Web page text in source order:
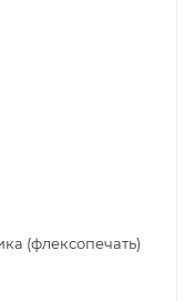
(флексопечать)